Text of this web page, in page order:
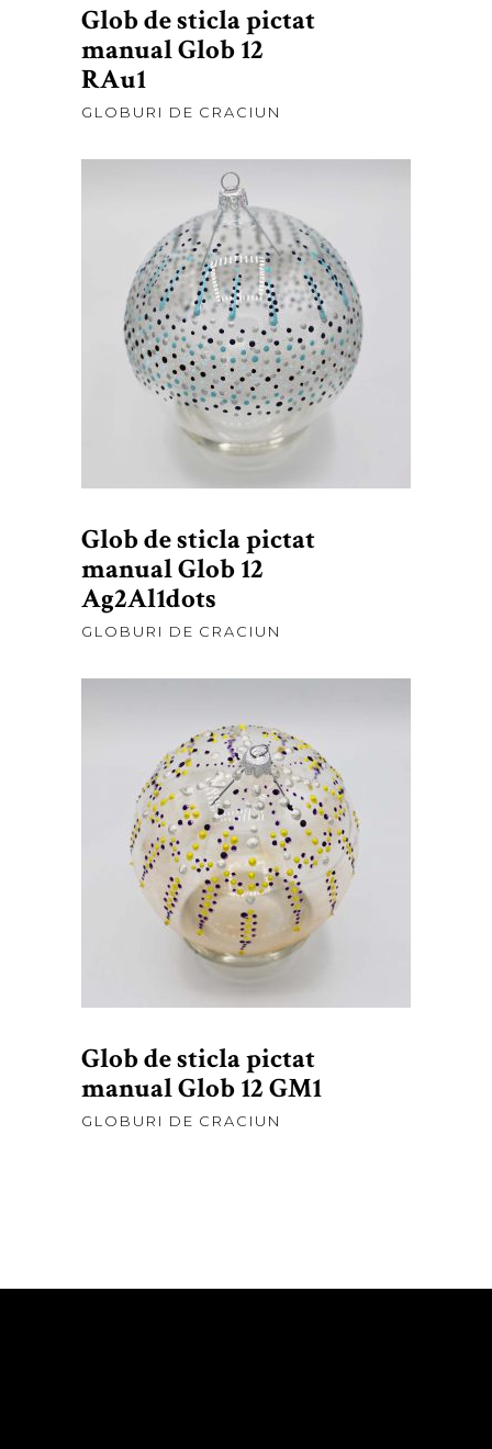
Glob de sticla pictat
manual Glob 12
RAu1
GLOBURI DE CRACIUN
lei60,00
ADAUGĂ ÎN COȘ
Glob de sticla pictat
manual Glob 12
Ag2Al1dots
GLOBURI DE CRACIUN
lei60,00
ADAUGĂ ÎN COȘ
Glob de sticla pictat
manual Glob 12 GM1
GLOBURI DE CRACIUN